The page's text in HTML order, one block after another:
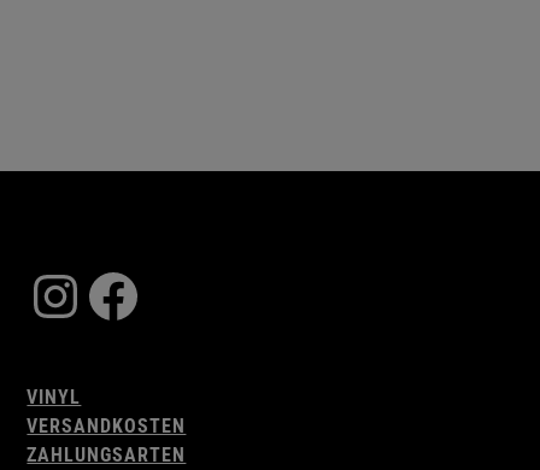
Instagram
Facebook
VINYL
VERSANDKOSTEN
ZAHLUNGSARTEN